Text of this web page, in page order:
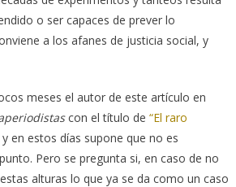
o ser capaces de prever lo
a los afanes de justicia social, y
meses el autor de este artículo en
con el título de “El raro
y en estos días supone que no es
Pero se pregunta si, en caso de no
alturas lo que ya se da como un caso